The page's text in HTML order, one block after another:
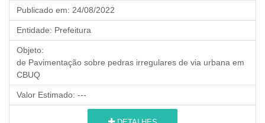
Publicado em: 24/08/2022
Entidade: Prefeitura
Objeto:
de Pavimentação sobre pedras irregulares de via urbana em
CBUQ
Valor Estimado: ---